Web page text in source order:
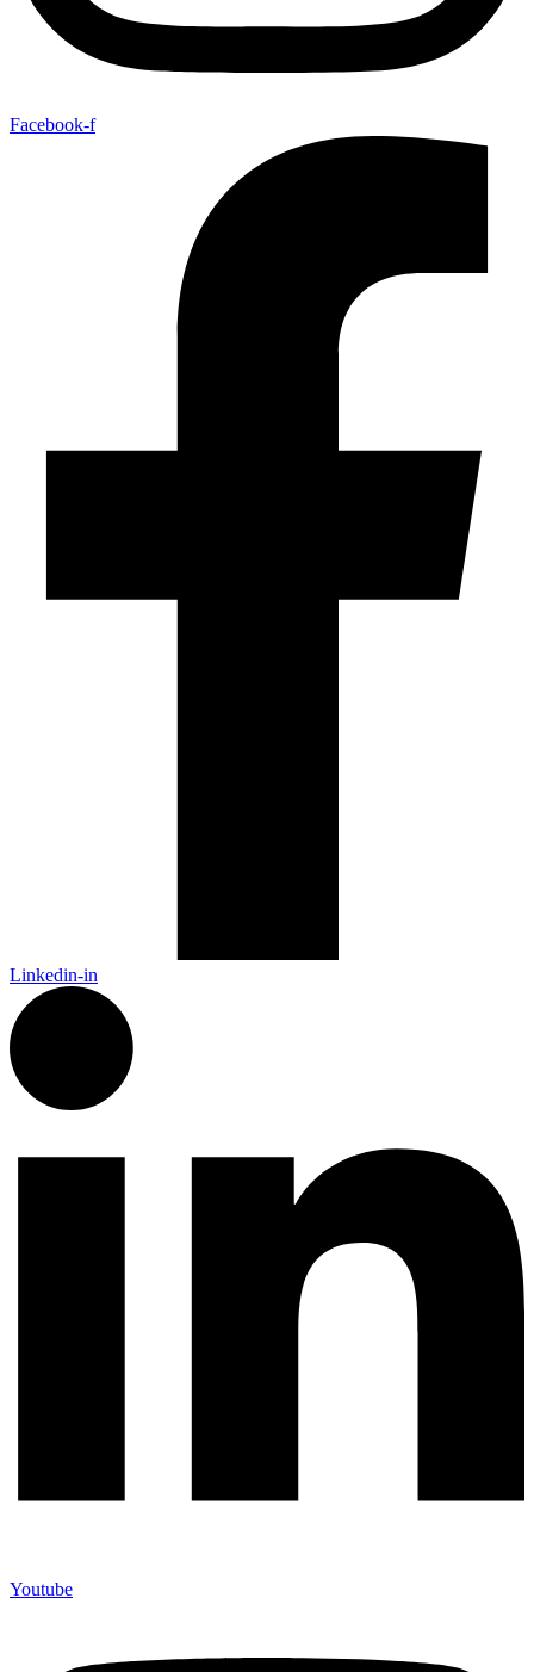
Facebook-f
Linkedin-in
Youtube